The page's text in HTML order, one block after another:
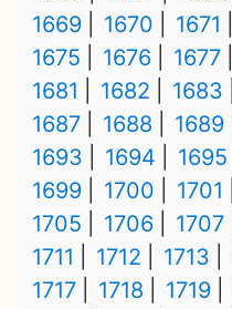
1669
1670 1671
1675
1676 1677
1681
1682 1683
1687
1688 1689
1693
1694 1695
1699
1700 1701
1705
1706 1707
1711
1712 1713
1717
1718 1719